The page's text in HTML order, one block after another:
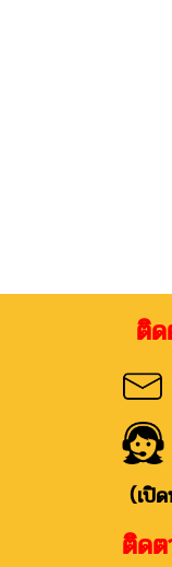
ติดต่อร้า
(เปิ
ติดต